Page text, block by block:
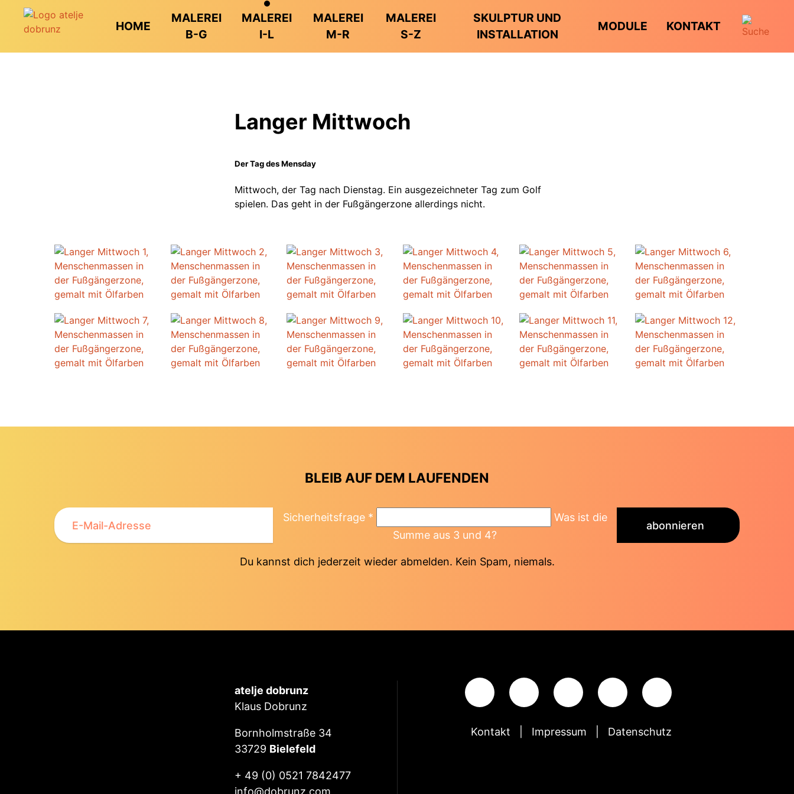
HOME
MALEREI
B-G
MALEREI
I-L
MALEREI
M-R
MALEREI
S-Z
SKULPTUR UND
INSTALLATION
MODULE KONTAKT
Langer Mittwoch
Der Tag des Mensday
Mittwoch, der Tag nach Dienstag. Ein ausgezeichneter Tag zum Golf
spielen. Das geht in der Fußgängerzone allerdings nicht.
BLEIB AUF DEM LAUFENDEN
Sicherheitsfrage *
Was ist die
Summe aus 3 und 4?
abonnieren
Du kannst dich jederzeit wieder abmelden. Kein Spam, niemals.
atelje dobrunz
Klaus Dobrunz
Bornholmstraße 34
33729 Bielefeld
+ 49 (0) 0521 7842477
info@dobrunz.com
Kontakt Impressum Datenschutz